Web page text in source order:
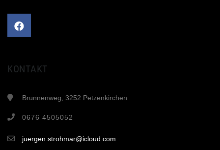
KONTAKT
Brunnenweg, 3252 Petzenkirchen
0676 4505052
juergen.strohmar@icloud.com